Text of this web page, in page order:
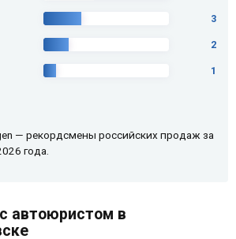
3
2
1
— рекордсмены российских продаж за
года.
автоюристом в